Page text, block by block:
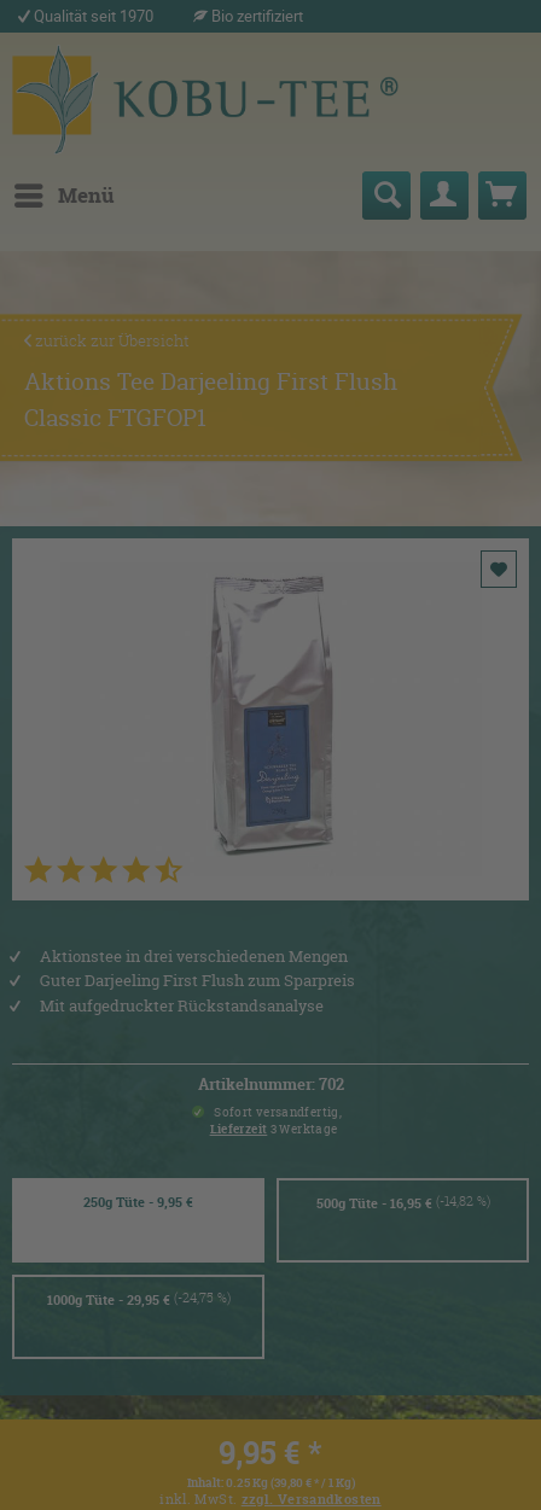
Qualität seit 1970 Bio zertifiziert
Menü
zurück zur Übersicht
Aktions Tee Darjeeling First Flush
Classic FTGFOP1
Aktionstee in drei verschiedenen Mengen
Guter Darjeeling First Flush zum Sparpreis
Mit aufgedruckter Rückstandsanalyse
Artikelnummer: 702
Sofort versandfertig,
Lieferzeit 3 Werktage
250g Tüte - 9,95 € 500g Tüte - 16,95 € (-14,82 %)
1000g Tüte - 29,95 € (-24,75 %)
9,95 € *
Inhalt:0.25 Kg (39,80 € * / 1 Kg)
inkl. MwSt. zzgl. Versandkosten